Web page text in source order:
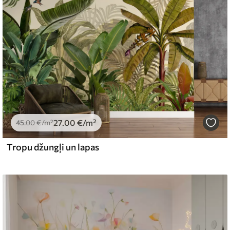
.6734.00€ /m²
and Stick
48.99€/m²
45.00€/m²27 .00 €/m²
Tropu džungļi un lapas